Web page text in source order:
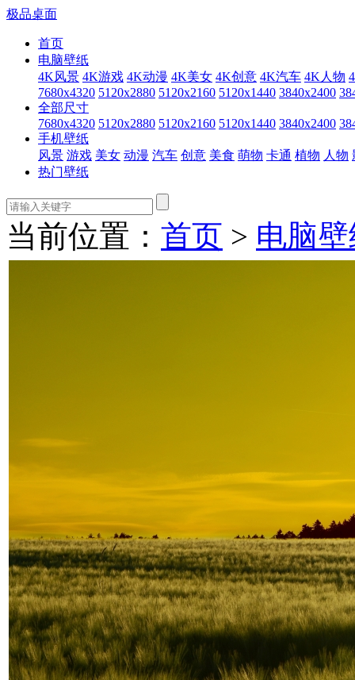
极品桌面
首页
电脑壁纸
4K风景 4K游戏 4K动漫 4K美女 4K创意 4K汽车 4K人物
7680x4320 5120x2880 5120x2160 5120x1440 3840x2400
全部尺寸
7680x4320 5120x2880 5120x2160 5120x1440 3840x2400
手机壁纸
风景 游戏 美女 动漫 汽车 创意 美食 萌物 卡通 植物 人物
热门壁纸
当前位置： 首页 > 电脑